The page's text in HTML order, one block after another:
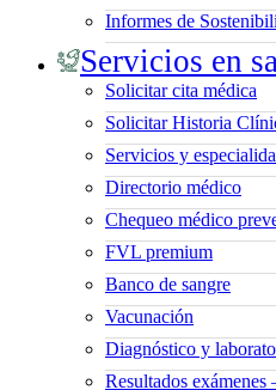
Informes de
Servicios en
Solicitar cita médica
Solicitar Historia
Servicios y
Directorio médico
Chequeo médico
FVL premium
Banco de sangre
Vacunación
Diagnóstico y
Resultados